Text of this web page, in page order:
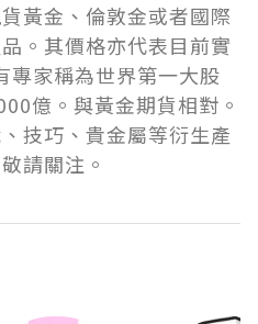
黃金、倫敦金或者國際
。其價格亦代表目前實
專家稱為世界第一大股
億。與黃金期貨相對。
技巧、貴金屬等衍生產
請關注。